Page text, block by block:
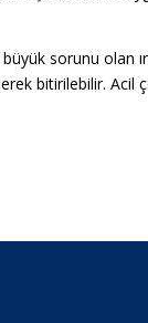
sorunu olan
bitirilebilir. Acil